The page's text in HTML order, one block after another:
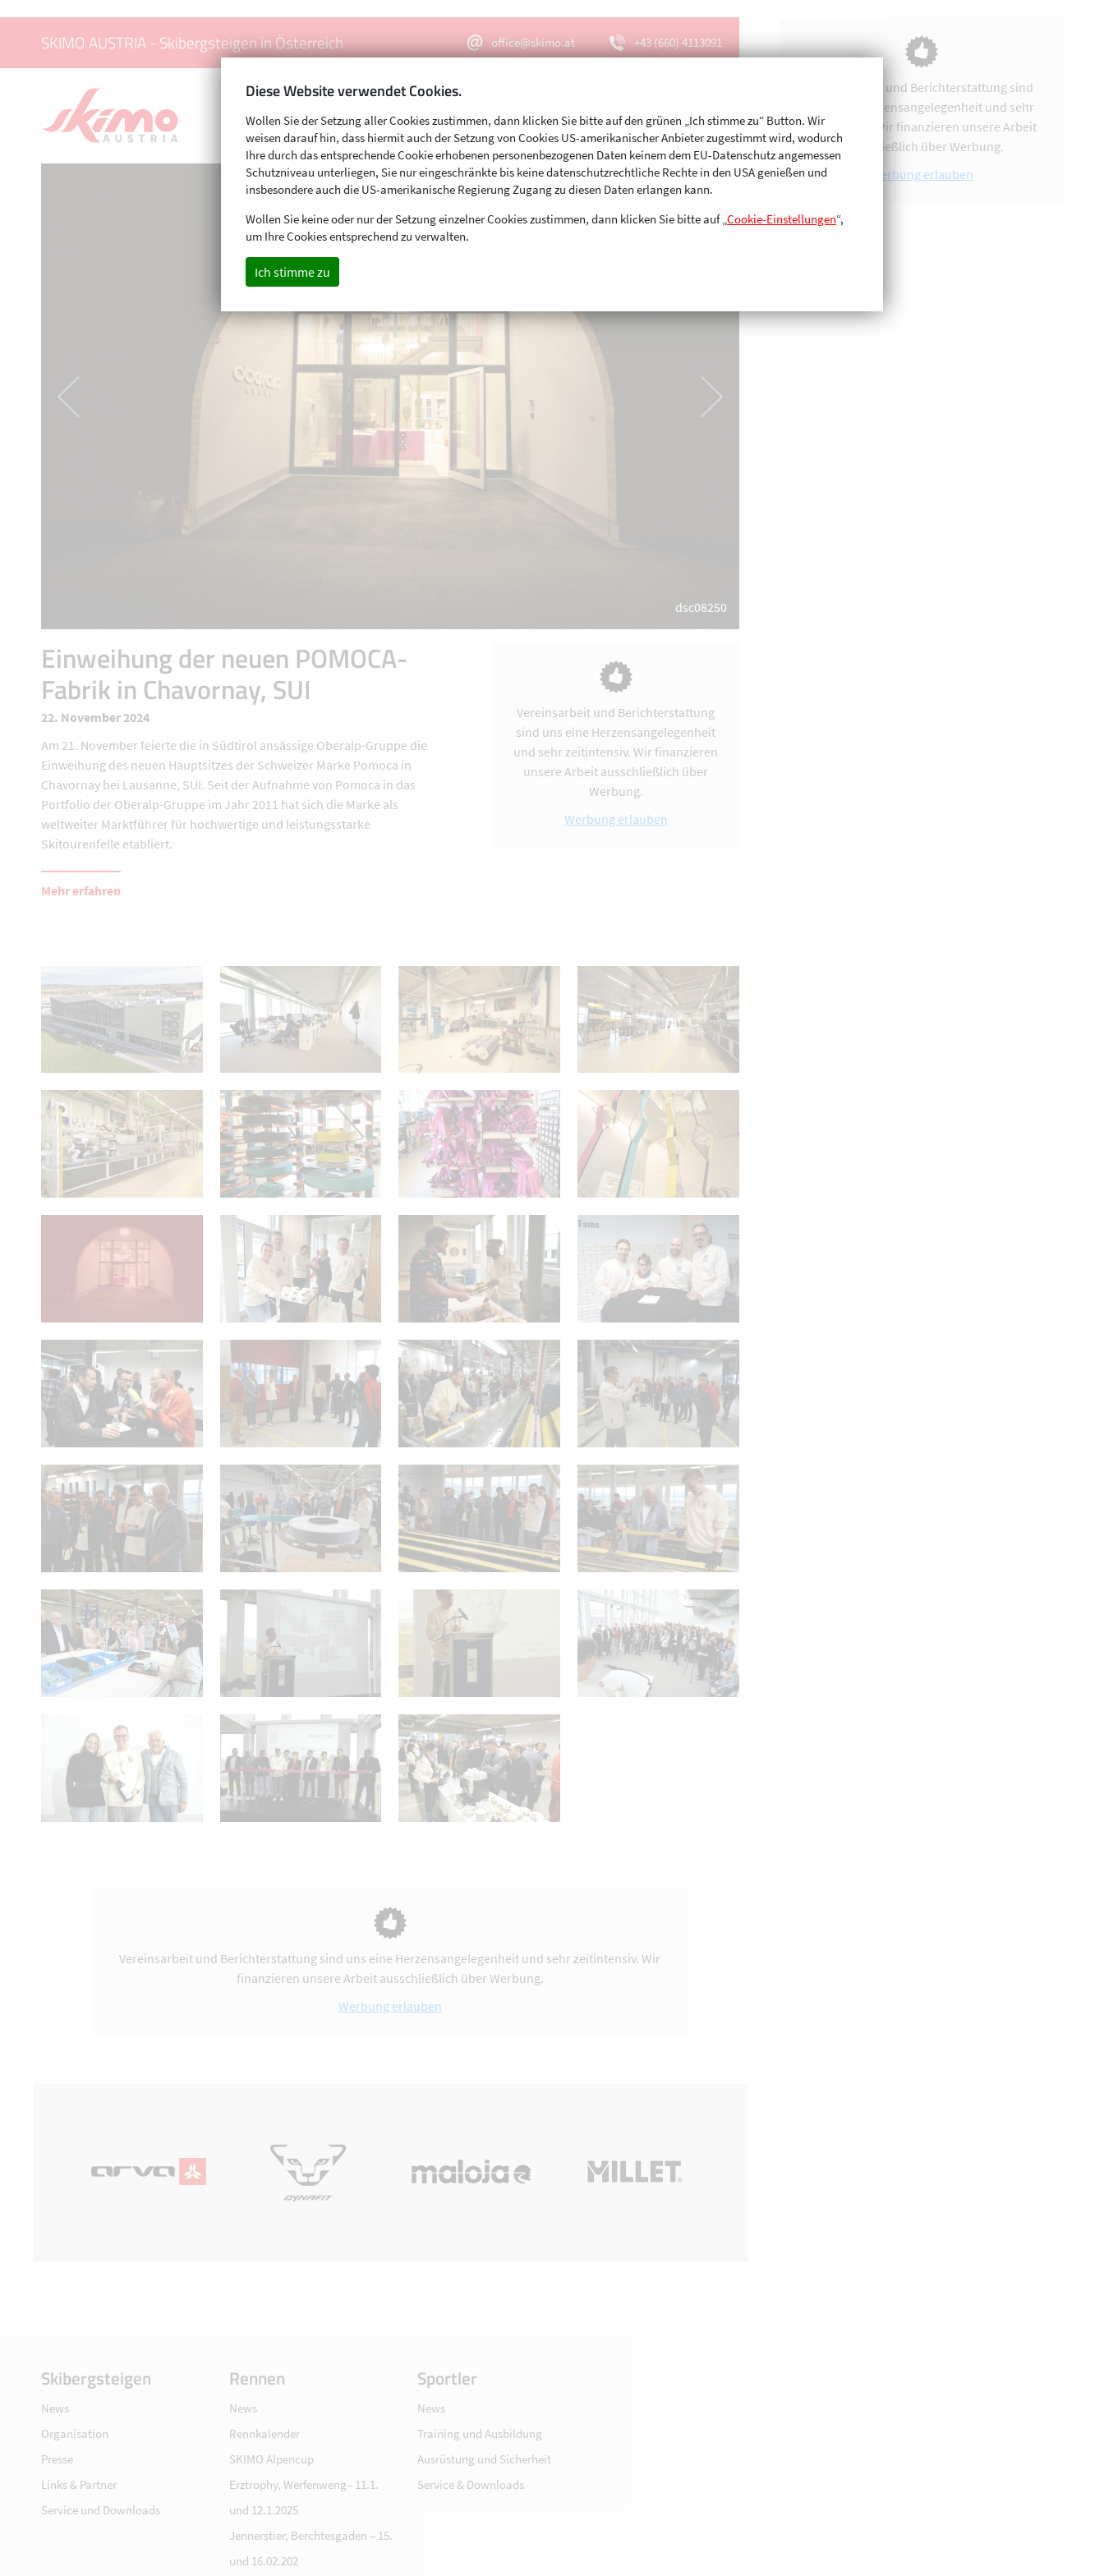
SKIMO AUSTRIA - Skibergsteigen in Österreich office@skimo.at +43 (660) 4113091
Menu
dsc08250
Einweihung der neuen POMOCA-
Fabrik in Chavornay, SUI
22. November 2024
Am 21. November feierte die in Südtirol ansässige Oberalp-Gruppe die
Einweihung des neuen Hauptsitzes der Schweizer Marke Pomoca in
Chavornay bei Lausanne, SUI. Seit der Aufnahme von Pomoca in das
Portfolio der Oberalp-Gruppe im Jahr 2011 hat sich die Marke als
weltweiter Marktführer für hochwertige und leistungsstarke
Skitourenfelle etabliert.
Mehr erfahren
Vereinsarbeit und Berichterstattung
sind uns eine Herzensangelegenheit
und sehr zeitintensiv. Wir finanzieren
unsere Arbeit ausschließlich über
Werbung.
Werbung erlauben
Vereinsarbeit und Berichterstattung sind uns eine Herzensangelegenheit und sehr zeitintensiv. Wir
finanzieren unsere Arbeit ausschließlich über Werbung.
Werbung erlauben
Vereinsarbeit und Berichterstattung sind
uns eine Herzensangelegenheit und sehr
zeitintensiv. Wir finanzieren unsere Arbeit
ausschließlich über Werbung.
Werbung erlauben
Skibergsteigen
News
Organisation
Presse
Links & Partner
Service und Downloads
Rennen
News
Rennkalender
SKIMO Alpencup
Erztrophy, Werfenweng– 11.1.
und 12.1.2025
Jennerstier, Berchtesgaden – 15.
und 16.02.202
Sportler
News
Training und Ausbildung
Ausrüstung und Sicherheit
Service & Downloads
Diese Website verwendet Cookies.
Wollen Sie der Setzung aller Cookies zustimmen, dann klicken Sie bitte auf den grünen „Ich stimme zu“ Button. Wir
weisen darauf hin, dass hiermit auch der Setzung von Cookies US-amerikanischer Anbieter zugestimmt wird, wodurch
Ihre durch das entsprechende Cookie erhobenen personenbezogenen Daten keinem dem EU-Datenschutz angemessen
Schutzniveau unterliegen, Sie nur eingeschränkte bis keine datenschutzrechtliche Rechte in den USA genießen und
insbesondere auch die US-amerikanische Regierung Zugang zu diesen Daten erlangen kann.
Wollen Sie keine oder nur der Setzung einzelner Cookies zustimmen, dann klicken Sie bitte auf „Cookie-Einstellungen“,
um Ihre Cookies entsprechend zu verwalten.
Ich stimme zu